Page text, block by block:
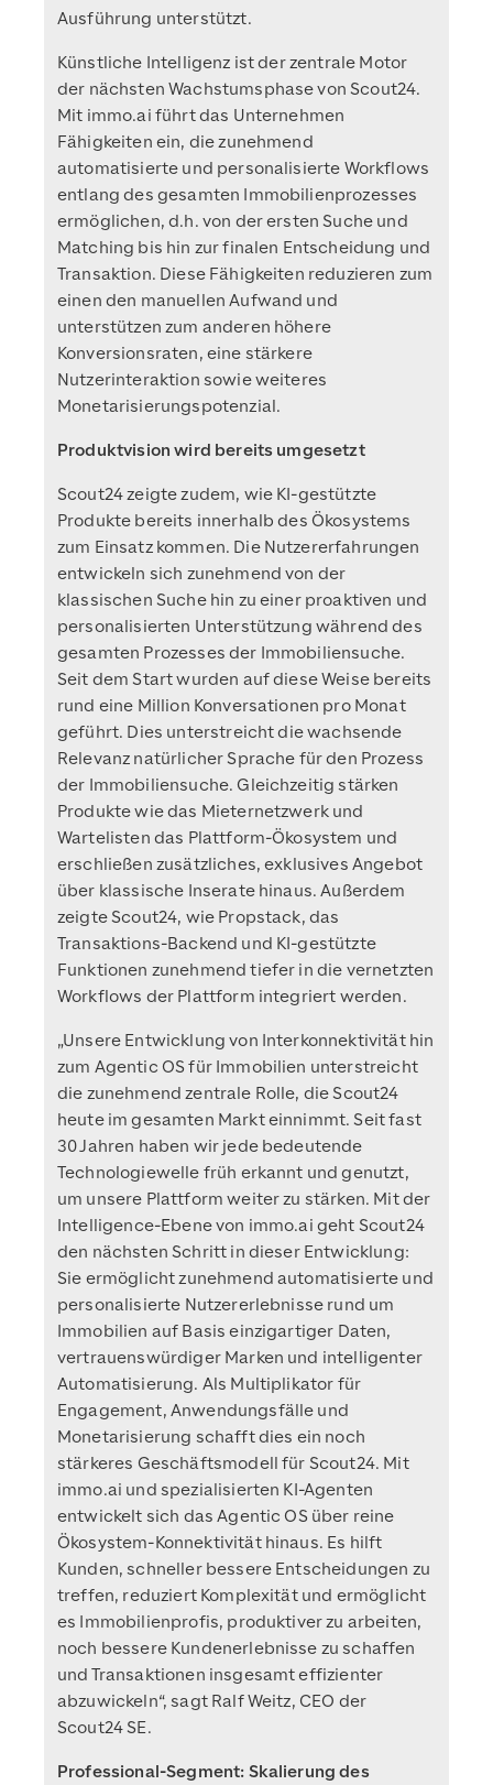
Ausführung unterstützt.
Künstliche Intelligenz ist der zentrale Motor
der nächsten Wachstumsphase von Scout24.
Mit immo.ai führt das Unternehmen
Fähigkeiten ein, die zunehmend
automatisierte und personalisierte Workflows
entlang des gesamten Immobilienprozesses
ermöglichen, d.h. von der ersten Suche und
Matching bis hin zur finalen Entscheidung und
Transaktion. Diese Fähigkeiten reduzieren zum
einen den manuellen Aufwand und
unterstützen zum anderen höhere
Konversionsraten, eine stärkere
Nutzerinteraktion sowie weiteres
Monetarisierungspotenzial.
Produktvision wird bereits umgesetzt
Scout24 zeigte zudem, wie KI-gestützte
Produkte bereits innerhalb des Ökosystems
zum Einsatz kommen. Die Nutzererfahrungen
entwickeln sich zunehmend von der
klassischen Suche hin zu einer proaktiven und
personalisierten Unterstützung während des
gesamten Prozesses der Immobiliensuche.
Seit dem Start wurden auf diese Weise bereits
rund eine Million Konversationen pro Monat
geführt. Dies unterstreicht die wachsende
Relevanz natürlicher Sprache für den Prozess
der Immobiliensuche. Gleichzeitig stärken
Produkte wie das Mieternetzwerk und
Wartelisten das Plattform-Ökosystem und
erschließen zusätzliches, exklusives Angebot
über klassische Inserate hinaus. Außerdem
zeigte Scout24, wie Propstack, das
Transaktions-Backend und KI-gestützte
Funktionen zunehmend tiefer in die vernetzten
Workflows der Plattform integriert werden.
„Unsere Entwicklung von Interkonnektivität hin
zum Agentic OS für Immobilien unterstreicht
die zunehmend zentrale Rolle, die Scout24
heute im gesamten Markt einnimmt. Seit fast
30 Jahren haben wir jede bedeutende
Technologiewelle früh erkannt und genutzt,
um unsere Plattform weiter zu stärken. Mit der
Intelligence-Ebene von immo.ai geht Scout24
den nächsten Schritt in dieser Entwicklung:
Sie ermöglicht zunehmend automatisierte und
personalisierte Nutzererlebnisse rund um
Immobilien auf Basis einzigartiger Daten,
vertrauenswürdiger Marken und intelligenter
Automatisierung. Als Multiplikator für
Engagement, Anwendungsfälle und
Monetarisierung schafft dies ein noch
stärkeres Geschäftsmodell für Scout24. Mit
immo.ai und spezialisierten KI-Agenten
entwickelt sich das Agentic OS über reine
Ökosystem-Konnektivität hinaus. Es hilft
Kunden, schneller bessere Entscheidungen zu
treffen, reduziert Komplexität und ermöglicht
es Immobilienprofis, produktiver zu arbeiten,
noch bessere Kundenerlebnisse zu schaffen
und Transaktionen insgesamt effizienter
abzuwickeln“, sagt Ralf Weitz, CEO der
Scout24 SE.
Professional-Segment: Skalierung des